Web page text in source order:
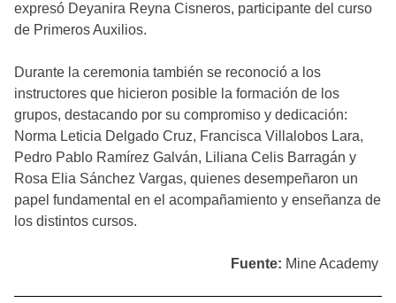
expresó Deyanira Reyna Cisneros, participante del curso
de Primeros Auxilios.
Durante la ceremonia también se reconoció a los
instructores que hicieron posible la formación de los
grupos, destacando por su compromiso y dedicación:
Norma Leticia Delgado Cruz, Francisca Villalobos Lara,
Pedro Pablo Ramírez Galván, Liliana Celis Barragán y
Rosa Elia Sánchez Vargas, quienes desempeñaron un
papel fundamental en el acompañamiento y enseñanza de
los distintos cursos.
Fuente: Mine Academy